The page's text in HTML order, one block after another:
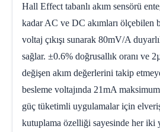
Hall Effect tabanlı akım sensörü
kadar AC ve DC akımları ölçebilen
voltaj çıkışı sunarak 80mV/A
sağlar. ±0.6% doğrusallık oranı ve
değişen akım değerlerini takip
besleme voltajında 21mA
güç tüketimli uygulamalar için
kutuplama özelliği sayesinde her iki